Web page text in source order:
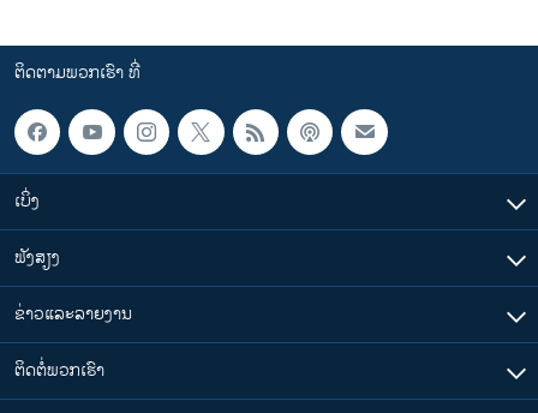
ຕິດຕາມພວກເຮົາ ທີ່
ເບິ່ງ
ຟັງສຽງ
ຂ່າວແລະລາຍງານ
ຕິດຕໍ່ພວກເຮົາ